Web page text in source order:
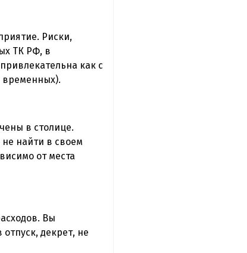
Риски,
ТК РФ, в
как с
временных).
в столице.
найти в своем
от места
Вы
декрет, не